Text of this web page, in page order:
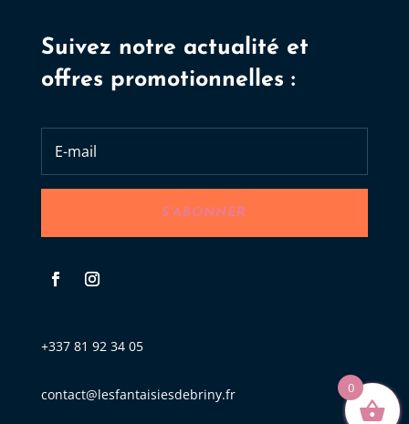
Suivez notre actualité et
offres promotionnelles :
S'ABONNER
+337 81 92 34 05
contact@lesfantaisiesdebriny.fr 0